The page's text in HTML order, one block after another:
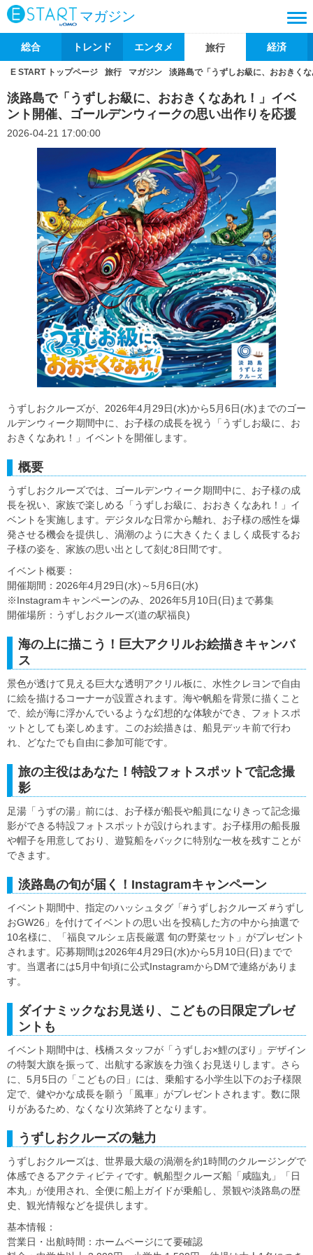
マガジン
総合 トレンド エンタメ 旅行 経済
E START トップページ 旅行 マガジン 淡路島で「うずしお級に、おおきく
淡路島で「うずしお級に、おおきくなあれ！」イベ
ント開催、ゴールデンウィークの思い出作りを応援
2026-04-21 17:00:00
うずしおクルーズが、2026年4月29日(水)から5月6日(水)までのゴー
ルデンウィーク期間中に、お子様の成長を祝う「うずしお級に、お
おきくなあれ！」イベントを開催します。
概要
うずしおクルーズでは、ゴールデンウィーク期間中に、お子様の成
長を祝い、家族で楽しめる「うずしお級に、おおきくなあれ！」イ
ベントを実施します。デジタルな日常から離れ、お子様の感性を爆
発させる機会を提供し、渦潮のように大きくたくましく成長するお
子様の姿を、家族の思い出として刻む8日間です。
イベント概要：
開催期間：2026年4月29日(水)～5月6日(水)
※Instagramキャンペーンのみ、2026年5月10日(日)まで募集
開催場所：うずしおクルーズ(道の駅福良)
海の上に描こう！巨大アクリルお絵描きキャンバ
ス
景色が透けて見える巨大な透明アクリル板に、水性クレヨンで自由
に絵を描けるコーナーが設置されます。海や帆船を背景に描くこと
で、絵が海に浮かんでいるような幻想的な体験ができ、フォトスポ
ットとしても楽しめます。このお絵描きは、船見デッキ前で行わ
れ、どなたでも自由に参加可能です。
旅の主役はあなた！特設フォトスポットで記念撮
影
足湯「うずの湯」前には、お子様が船長や船員になりきって記念撮
影ができる特設フォトスポットが設けられます。お子様用の船長服
や帽子を用意しており、遊覧船をバックに特別な一枚を残すことが
できます。
淡路島の旬が届く！Instagramキャンペーン
イベント期間中、指定のハッシュタグ「#うずしおクルーズ #うずし
おGW26」を付けてイベントの思い出を投稿した方の中から抽選で
10名様に、「福良マルシェ店長厳選 旬の野菜セット」がプレゼント
されます。応募期間は2026年4月29日(水)から5月10日(日)までで
す。当選者には5月中旬頃に公式InstagramからDMで連絡がありま
す。
ダイナミックなお見送り、こどもの日限定プレゼ
ントも
イベント期間中は、桟橋スタッフが「うずしお×鯉のぼり」デザイン
の特製大旗を振って、出航する家族を力強くお見送りします。さら
に、5月5日の「こどもの日」には、乗船する小学生以下のお子様限
定で、健やかな成長を願う「風車」がプレゼントされます。数に限
りがあるため、なくなり次第終了となります。
うずしおクルーズの魅力
うずしおクルーズは、世界最大級の渦潮を約1時間のクルージングで
体感できるアクティビティです。帆船型クルーズ船「咸臨丸」「日
本丸」が使用され、全便に船上ガイドが乗船し、景観や淡路島の歴
史、観光情報などを提供します。
基本情報：
営業日・出航時間：ホームページにて要確認